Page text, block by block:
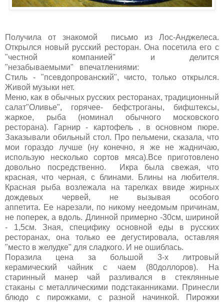
Получила от знакомой письмо из Лос-Анджелеса.
Открылся новый русский ресторан. Она посетила его с
"честной компанией" и делится
"незабываемыми" впечатлениями:
Стиль - "псевдопрованский", чисто, только открылся.
Живой музыки нет.
Меню, как в обычных русских ресторанах, традиционный
салат"Оливье", горячее- бефстроганы, бифштексы,
жаркое, рыба (номинал обычного московского
ресторана). Гарнир - картофель , в основном пюре.
Заказывали обильный стол. Про пельмени, сказала, что
мои гораздо лучше (ну конечно, я же не жадничаю,
использую несколько сортов мяса).Все приготовлено
довольно посредственно. Икра была свежая, что
красная, что черная, с блинами. Блины на любителя.
Красная рыба возлежала на тарелках ввиде жирных
дождевых червей, не вызывая особого
аппетита. Ее нарезали, по никому неедомым причинам,
не поперек, а вдоль. Длинной примерно -30см, шириной
- 1,5см. Зная, специфику основной еды в русских
ресторанах, она только ее дегустировала, оставляя
"место в желудке" для сладкого. И не ошиблась.
Поразила цена за большой 3-х литровый
керамический чайник с чаем (80доллоров). На
старинный манер чай разливался в стеклянные
стаканы с металлическими подстаканниками. Принесли
блюдо с пирожками, с разной начинкой. Пирожки